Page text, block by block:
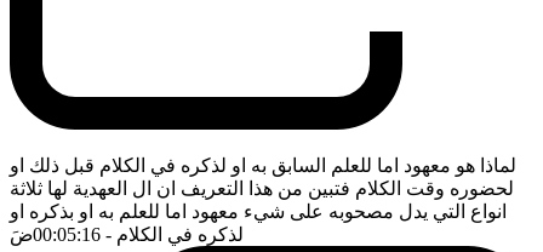
لماذا هو معهود اما للعلم السابق به او لذكره في الكلام قبل ذلك او
لحضوره وقت الكلام فتبين من هذا التعريف ان ال العهدية لها ثلاثة
انواع التي يدل مصحوبه على شيء معهود اما للعلم به او بذكره او
لذكره في الكلام - 00:05:16 ضَ